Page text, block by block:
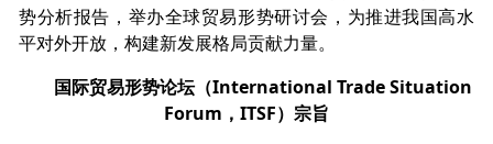
势分析报告，举办全球贸易形势研讨会，为推进我国高水
平对外开放，构建新发展格局贡献力量。
国际贸易形势论坛（International Trade Situation
Forum，ITSF）宗旨